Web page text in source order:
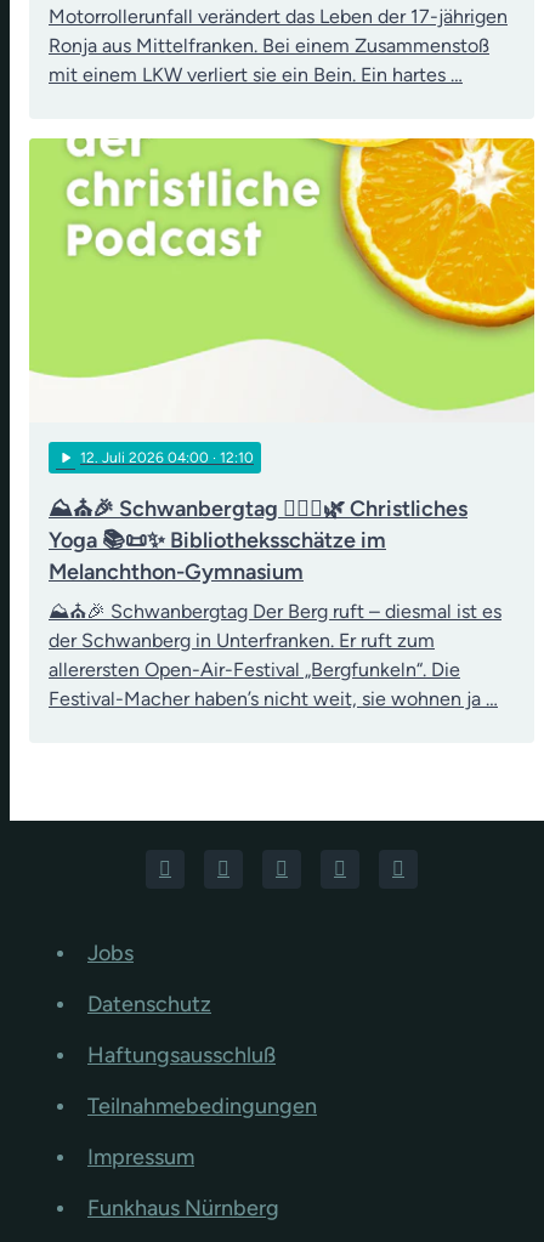
Motorrollerunfall verändert das Leben der 17-jährigen
Ronja aus Mittelfranken. Bei einem Zusammenstoß
mit einem LKW verliert sie ein Bein. Ein hartes …
play_arrow 12. Juli 2026 04:00 · 12:10
⛰️⛪🎉 Schwanbergtag 🧘‍♀️✝️🌿 Christliches
Yoga 📚📜✨ Bibliotheksschätze im
Melanchthon-Gymnasium
⛰️⛪🎉 Schwanbergtag Der Berg ruft – diesmal ist es
der Schwanberg in Unterfranken. Er ruft zum
allerersten Open-Air-Festival „Bergfunkeln“. Die
Festival-Macher haben’s nicht weit, sie wohnen ja …
Jobs
Datenschutz
Haftungsausschluß
Teilnahmebedingungen
Impressum
Funkhaus Nürnberg